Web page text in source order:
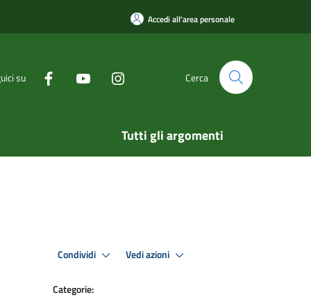
Accedi all'area personale
su Cerca
Tutti gli argomenti
Condividi Vedi azioni
Categorie: